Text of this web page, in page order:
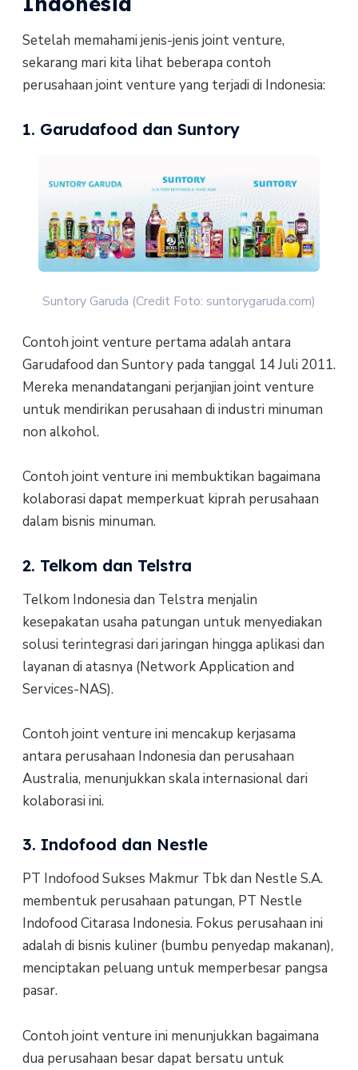
Setelah memahami jenis-jenis joint venture,
sekarang mari kita lihat beberapa contoh
perusahaan joint venture yang terjadi di Indonesia:
1. Garudafood dan Suntory
Suntory Garuda (Credit Foto: suntorygaruda.com)
Contoh joint venture pertama adalah antara
Garudafood dan Suntory pada tanggal 14 Juli 2011.
Mereka menandatangani perjanjian joint venture
untuk mendirikan perusahaan di industri minuman
non alkohol.
Contoh joint venture ini membuktikan bagaimana
kolaborasi dapat memperkuat kiprah perusahaan
dalam bisnis minuman.
2. Telkom dan Telstra
Telkom Indonesia dan Telstra menjalin
kesepakatan usaha patungan untuk menyediakan
solusi terintegrasi dari jaringan hingga aplikasi dan
layanan di atasnya (Network Application and
Services-NAS).
Contoh joint venture ini mencakup kerjasama
antara perusahaan Indonesia dan perusahaan
Australia, menunjukkan skala internasional dari
kolaborasi ini.
3. Indofood dan Nestle
PT Indofood Sukses Makmur Tbk dan Nestle S.A.
membentuk perusahaan patungan, PT Nestle
Indofood Citarasa Indonesia. Fokus perusahaan ini
adalah di bisnis kuliner (bumbu penyedap makanan),
menciptakan peluang untuk memperbesar pangsa
pasar.
Contoh joint venture ini menunjukkan bagaimana
dua perusahaan besar dapat bersatu untuk